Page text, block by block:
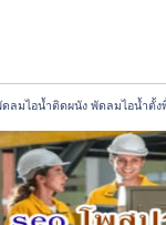
ดลมไอน้ำติดผนัง พัดลมไอน้ำตั้